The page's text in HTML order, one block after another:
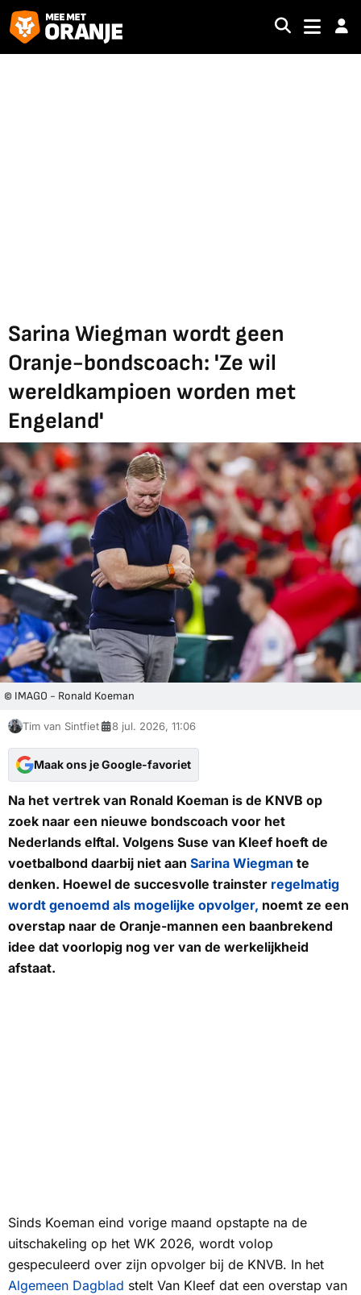
Sarina Wiegman wordt geen
Oranje-bondscoach: 'Ze wil
wereldkampioen worden met
Engeland'
© IMAGO - Ronald Koeman
Tim van Sintfiet 8 jul. 2026, 11:06
Maak ons je Google-favoriet
Na het vertrek van Ronald Koeman is de KNVB op
zoek naar een nieuwe bondscoach voor het
Nederlands elftal. Volgens Suse van Kleef hoeft de
voetbalbond daarbij niet aan Sarina Wiegman te
denken. Hoewel de succesvolle trainster regelmatig
wordt genoemd als mogelijke opvolger, noemt ze een
overstap naar de Oranje-mannen een baanbrekend
idee dat voorlopig nog ver van de werkelijkheid
afstaat.
Sinds Koeman eind vorige maand opstapte na de
uitschakeling op het WK 2026, wordt volop
gespeculeerd over zijn opvolger bij de KNVB. In het
Algemeen Dagblad stelt Van Kleef dat een overstap van